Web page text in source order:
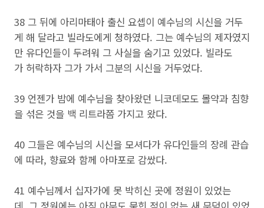
38 그 뒤에 아리마태아 출신 요셉이 예수님의 시신을 거두
게 해 달라고 빌라도에게 청하였다. 그는 예수님의 제자였지
만 유다인들이 두려워 그 사실을 숨기고 있었다. 빌라도
가 허락하자 그가 가서 그분의 시신을 거두었다.
39 언젠가 밤에 예수님을 찾아왔던 니코데모도 몰약과 침향
을 섞은 것을 백 리트라쯤 가지고 왔다.
40 그들은 예수님의 시신을 모셔다가 유다인들의 장례 관습
에 따라, 향료와 함께 아마포로 감쌌다.
41 예수님께서 십자가에 못 박히신 곳에 정원이 있었는